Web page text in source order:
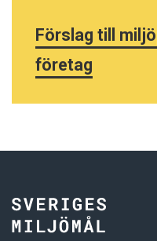
Förslag till
företag